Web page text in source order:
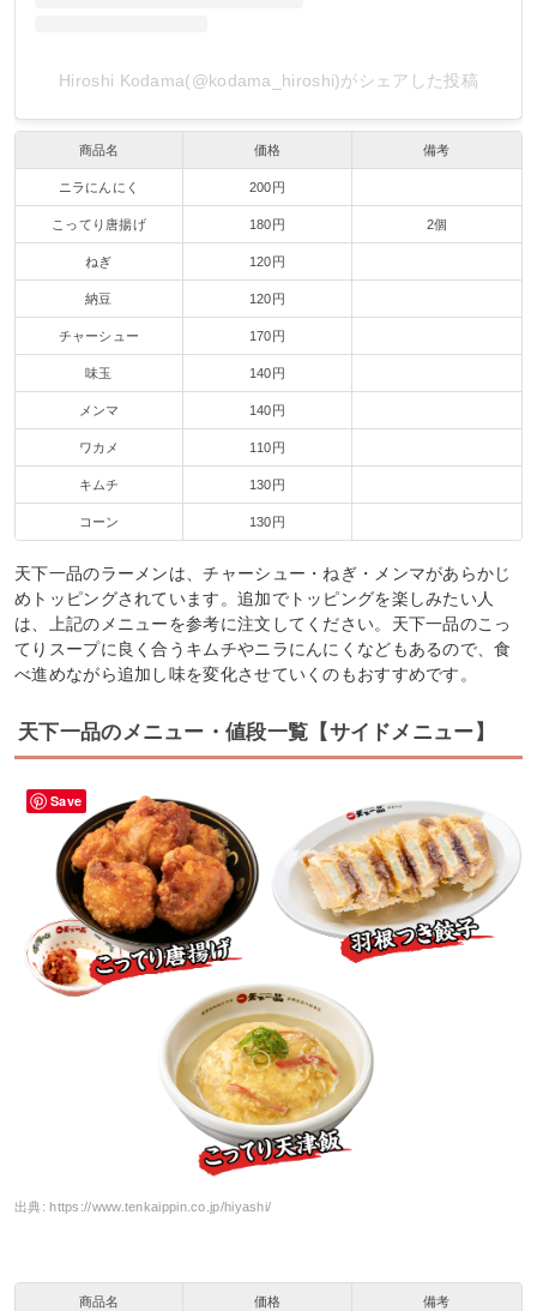
Hiroshi Kodama(@kodama_hiroshi)がシェアした投稿
商品名 価格 備考
ニラにんにく 200円
こってり唐揚げ 180円 2個
ねぎ 120円
納豆 120円
チャーシュー 170円
味玉 140円
メンマ 140円
ワカメ 110円
キムチ 130円
コーン 130円
天下一品のラーメンは、チャーシュー・ねぎ・メンマがあらかじ
めトッピングされています。追加でトッピングを楽しみたい人
は、上記のメニューを参考に注文してください。天下一品のこっ
てりスープに良く合うキムチやニラにんにくなどもあるので、食
べ進めながら追加し味を変化させていくのもおすすめです。
天下一品のメニュー・値段一覧【サイドメニュー】
出典:https://www.tenkaippin.co.jp/hiyashi/
商品名 価格 備考
Save